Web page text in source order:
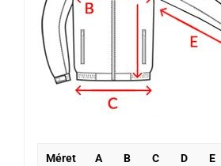
Méret A B C D E